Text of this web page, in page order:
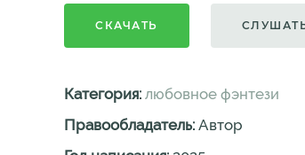
СКАЧАТЬ
Категория: любовное фэнтези
Правообладатель: Автор